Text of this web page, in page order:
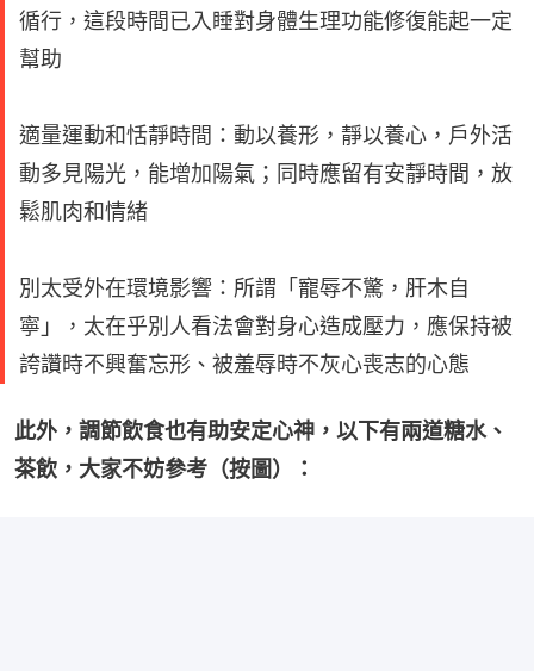
循行，這段時間已入睡對身體生理功能修復能起一定
幫助
適量運動和恬靜時間：動以養形，靜以養心，戶外活
動多見陽光，能增加陽氣；同時應留有安靜時間，放
鬆肌肉和情緒
別太受外在環境影響：所謂「寵辱不驚，肝木自
寧」，太在乎別人看法會對身心造成壓力，應保持被
誇讚時不興奮忘形、被羞辱時不灰心喪志的心態
此外，調節飲食也有助安定心神，以下有兩道糖水、
茶飲，大家不妨參考（按圖）：